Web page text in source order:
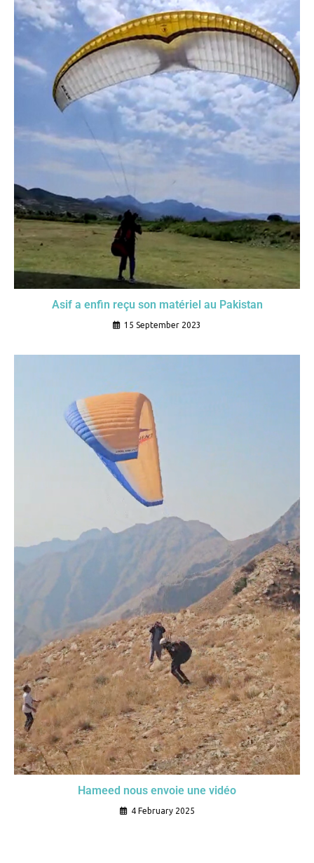
Asif a enfin reçu son matériel au Pakistan
15 September 2023
Hameed nous envoie une vidéo
4 February 2025